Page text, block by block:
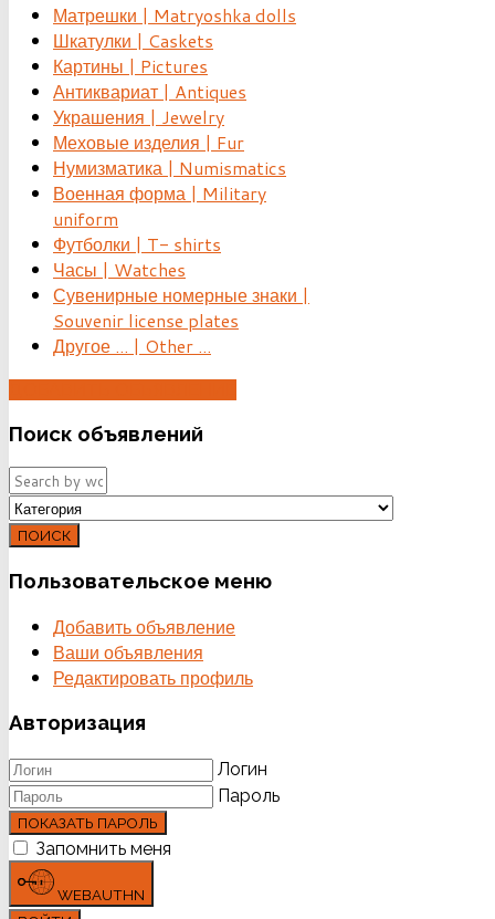
Матрешки | Matryoshka dolls
Шкатулки | Caskets
Картины | Pictures
Антиквариат | Antiques
Украшения | Jewelry
Меховые изделия | Fur
Нумизматика | Numismatics
Военная форма | Military
uniform
Футболки | T- shirts
Часы | Watches
Сувенирные номерные знаки |
Souvenir license plates
Другое ... | Other ...
Поиск объявлений
ПОИСК
Пользовательское меню
Добавить объявление
Ваши объявления
Редактировать профиль
Авторизация
Логин
Пароль
ПОКАЗАТЬ ПАРОЛЬ
Запомнить меня
WEBAUTHN